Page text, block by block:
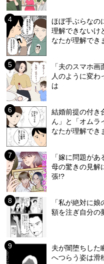
ほぼ手ぶらなの
理解できないけ
なたが理解でき
「夫のスマホ
人のように変わ
は
結婚前提の付き
ん」と「オムラ
なたが理解でき
「嫁に問題が
母の驚きの見解
張!?
「私が絶対に
額を注ぎ自分の
夫が闇堕ちし
へつらう姿は滑